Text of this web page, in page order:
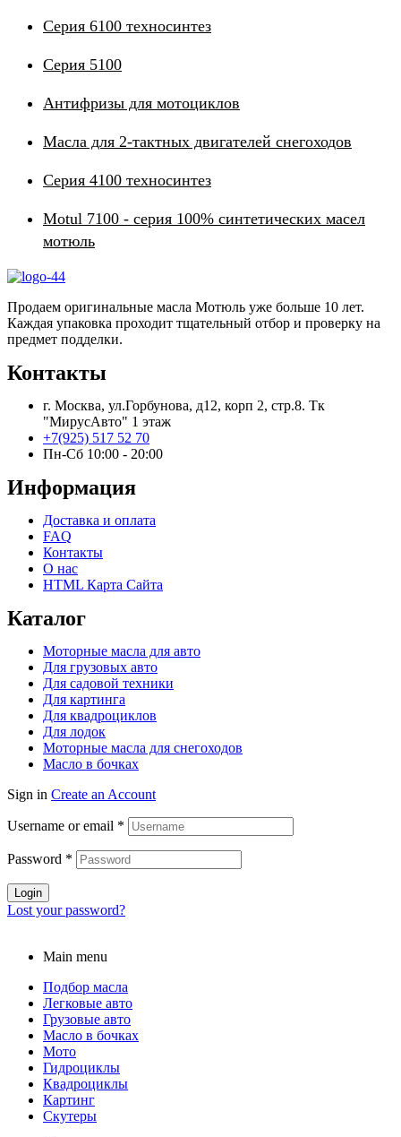
Серия 6100 техносинтез
Серия 5100
Антифризы для мотоциклов
Масла для 2-тактных двигателей снегоходов
Серия 4100 техносинтез
Motul 7100 - серия 100% синтетических масел
мотюль
Продаем оригинальные масла Мотюль уже больше 10 лет.
Каждая упаковка проходит тщательный отбор и проверку на
предмет подделки.
Контакты
г. Москва, ул.Горбунова, д12, корп 2, стр.8. Тк
"МирусАвто" 1 этаж
+7(925) 517 52 70
Пн-Сб 10:00 - 20:00​
Информация
Доставка и оплата
FAQ
Контакты
О нас
HTML Карта Сайта
Каталог
Моторные масла для авто
Для грузовых авто
Для садовой техники
Для картинга
Для квадроциклов
Для лодок
Моторные масла для снегоходов
Масло в бочках
Sign in Create an Account
Username or email *
Password *
Login
Lost your password?
Main menu
Подбор масла
Легковые авто
Грузовые авто
Масло в бочках
Мото
Гидроциклы
Квадроциклы
Картинг
Скутеры